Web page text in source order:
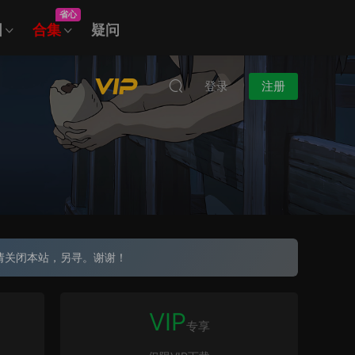
合集
省心
疑问
登录 注册
闭本站，另寻。谢谢！
VIP专享